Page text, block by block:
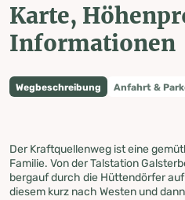
Karte,
Informationen
Wegbeschreibung Anfahrt &
Der Kraftquellenweg ist eine
Familie. Von der Talstation
bergauf durch die Hüttendörfer
diesem kurz nach Westen und